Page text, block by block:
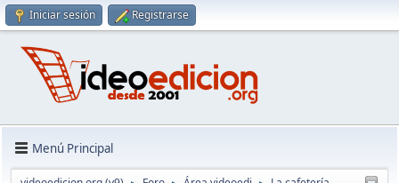
Iniciar sesión Registrarse
Menú Principal